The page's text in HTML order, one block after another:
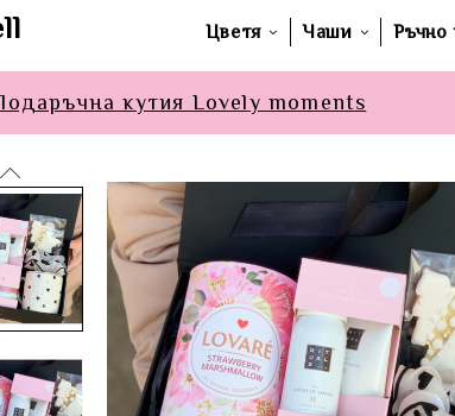
Цветя Чаши Ръчно
кутия Lovely moments